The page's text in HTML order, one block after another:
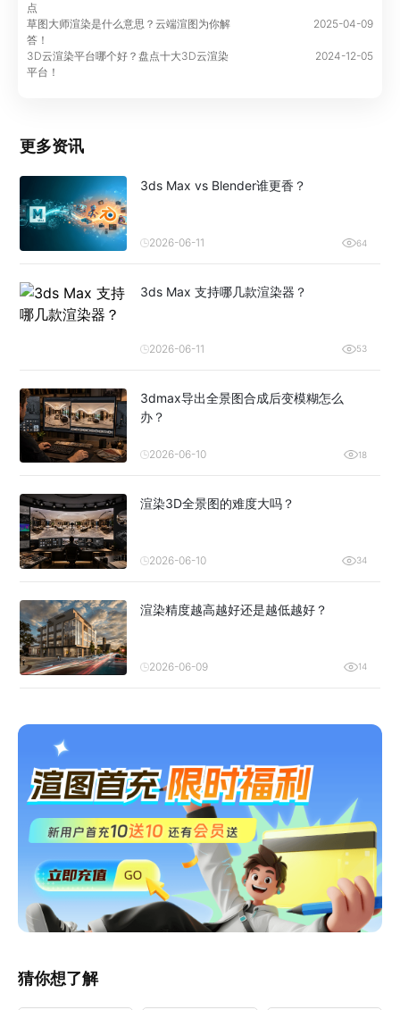
点
草图大师渲染是什么意思？云端渲图为你解
答！
2025-04-09
3D云渲染平台哪个好？盘点十大3D云渲染
平台！
2024-12-05
更多资讯
3ds Max vs Blender谁更香？
2026-06-11 64
3ds Max 支持哪几款渲染器？
2026-06-11 53
3dmax导出全景图合成后变模糊怎么
办？
2026-06-10 18
渲染3D全景图的难度大吗？
2026-06-10 34
渲染精度越高越好还是越低越好？
2026-06-09 14
猜你想了解